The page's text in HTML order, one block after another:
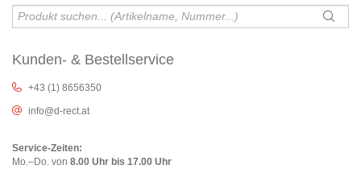
Kunden- & Bestellservice
+43 (1) 8656350
info@d-rect.at
Service-Zeiten:
Mo.–Do. von 8.00 Uhr bis 17.00 Uhr